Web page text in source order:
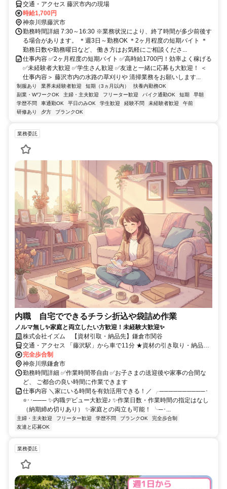
交通・アクセス 藤沢市内の現場
時給1,700円
神奈川県藤沢市
勤務時間詳細 7:30～16:30 ※業務状況により、終了時間が多少前後す
る場合があります。 ＊週3日～勤務OK ＊2ヶ月程度の短期バイト ＊
勤務日数や勤務曜日など、 働き方はお気軽にご相談くださ...
仕事内容 ✅2ヶ月程度の短期バイト ✅高時給1700円！効率よく稼げる
✅未経験者大歓迎 ✅学生さん歓迎 ✅友達と一緒に応募も大歓迎！ ＜
仕事内容＞ 藤沢市内の水路の草刈りや 清掃業務をお願いします...
制服あり 業界未経験者歓迎 短期（3ヵ月以内）
扶養内勤務OK
副業・WワークOK
主婦・主夫歓迎 フリーター歓迎 バイク通勤OK 短期
早朝
学歴不問
車通勤OK 平日のみOK 学生歓迎 経験不問 未経験者歓迎
午前
研修あり
夕方 ブランクOK
業務委託
内職 自宅でできるチラシ折込や袋詰め作業
ノルマ無し✨家庭と両立したい方歓迎！未経験大歓迎✨
株式会社イズム 【資材引取・納品先】鎌倉市関谷
交通・アクセス 「藤沢駅」から車で11分 ★資材の引き取り・納品が
あるため、お車での対応必須
完全歩合制
神奈川県鎌倉市
勤務時間詳細 ✅作業時間帯自由 ✅お子さまの送迎後や家事の合間な
ど、 ご都合の良い時間に作業できます
仕事内容 ＼家にいる時間を有効活用できる！／ ╭──────────･
⭐･･─── ✨内職デビュー大歓迎♪ ✨作業日数・作業時間の指定はなし
（納期締め切りあり） ✨家庭との両立も可能！ ╰─･...
主婦・主夫歓迎 フリーター歓迎 学歴不問 ブランクOK
完全歩合制
友達と応募OK
業務委託